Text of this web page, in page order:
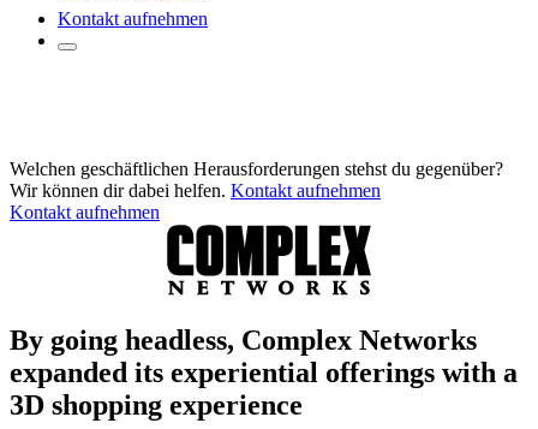
Kontakt aufnehmen
Welchen geschäftlichen Herausforderungen stehst du gegenüber?
Wir können dir dabei helfen. Kontakt aufnehmen
Kontakt aufnehmen
By going headless, Complex Networks
expanded its experiential offerings with a
3D shopping experience